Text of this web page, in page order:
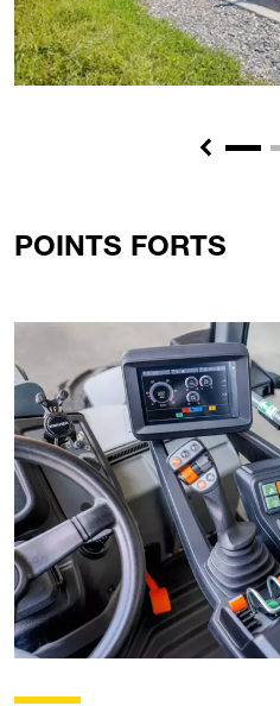
Previous
POINTS FORTS